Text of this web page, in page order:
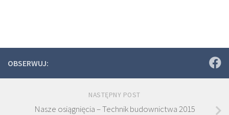
OBSERWUJ:
NASTĘPNY POST
Nasze osiągnięcia – Technik budownictwa 2015